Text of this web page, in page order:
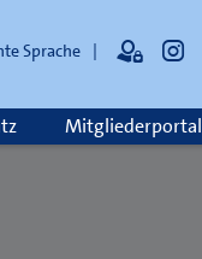
Sprache
Mitgliederportal